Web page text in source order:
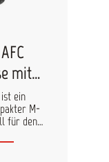
mit
ist ein
M-
für den